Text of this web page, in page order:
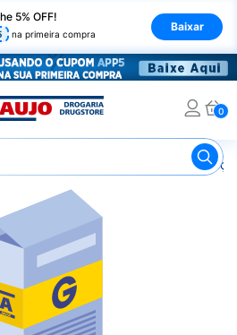
5% OFF!
na primeira compra
Baixar
0
Remédios para Alergias e